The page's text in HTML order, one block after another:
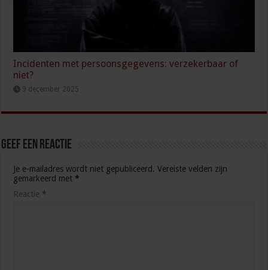
Incidenten met persoonsgegevens: verzekerbaar of
niet?
9 december 2025
Geef een reactie
Je e-mailadres wordt niet gepubliceerd. Vereiste velden zijn
gemarkeerd met *
Reactie *